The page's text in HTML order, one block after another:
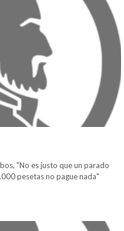
"No es justo que un parado
pesetas no pague nada"